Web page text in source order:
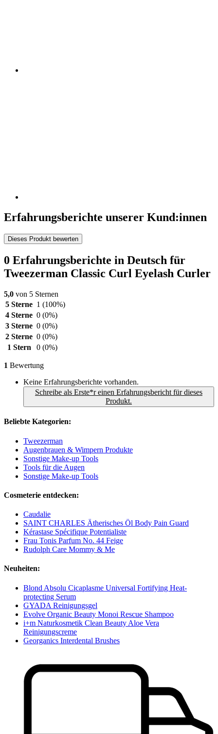
Erfahrungsberichte unserer Kund:innen
Dieses Produkt bewerten
0 Erfahrungsberichte in Deutsch für
Tweezerman Classic Curl Eyelash Curler
5,0 von 5 Sternen
5 Sterne 1 (100%)
4 Sterne 0 (0%)
3 Sterne 0 (0%)
2 Sterne 0 (0%)
1 Stern
0 (0%)
1 Bewertung
Keine Erfahrungsberichte vorhanden.
Schreibe als Erste*r einen Erfahrungsbericht für dieses
Produkt.
Beliebte Kategorien:
Tweezerman
Augenbrauen & Wimpern Produkte
Sonstige Make-up Tools
Tools für die Augen
Sonstige Make-up Tools
Cosmeterie entdecken:
Caudalie
SAINT CHARLES Ätherisches Öl Body Pain Guard
Kérastase Spécifique Potentialiste
Frau Tonis Parfum No. 44 Feige
Rudolph Care Mommy & Me
Neuheiten:
Blond Absolu Cicaplasme Universal Fortifying Heat-
protecting Serum
GYADA Reinigungsgel
Evolve Organic Beauty Monoi Rescue Shampoo
i+m Naturkosmetik Clean Beauty Aloe Vera
Reinigungscreme
Georganics Interdental Brushes